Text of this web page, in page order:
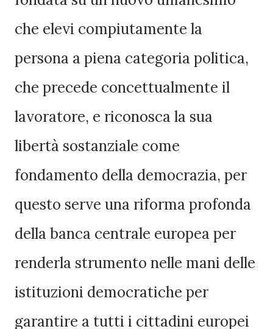
che elevi compiutamente la
persona a piena categoria politica,
che precede concettualmente il
lavoratore, e riconosca la sua
libertà sostanziale come
fondamento della democrazia, per
questo serve una riforma profonda
della banca centrale europea per
renderla strumento nelle mani delle
istituzioni democratiche per
garantire a tutti i cittadini europei